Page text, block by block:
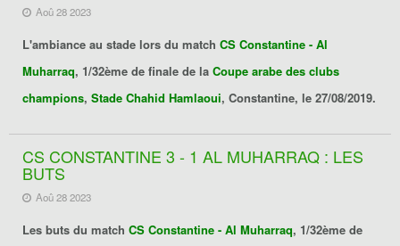
Aoû 28 2023
L'ambiance au stade lors du match CS Constantine - Al
Muharraq, 1/32ème de finale de la Coupe arabe des clubs
champions, Stade Chahid Hamlaoui, Constantine, le 27/08/2019.
CS CONSTANTINE 3 - 1 AL MUHARRAQ : LES
BUTS
Aoû 28 2023
Les buts du match CS Constantine - Al Muharraq, 1/32ème de